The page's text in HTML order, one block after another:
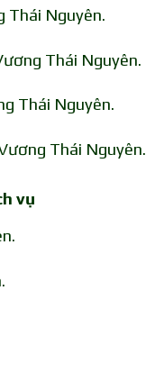
Thái Nguyên.
Thái Nguyên.
Thái Nguyên.
Thái Nguyên.
vụ